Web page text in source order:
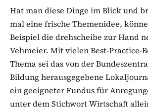
Hat man diese Dinge im Blick und
mal eine frische Themenidee,
Beispiel die drehscheibe zur Hand
Vehmeier. Mit vielen Best-Practice-
Thema sei das von der
Bildung herausgegebene
ein geeigneter Fundus für
unter dem Stichwort Wirtschaft